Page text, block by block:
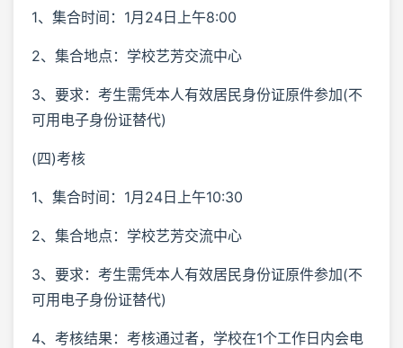
1、集合时间：1月24日上午8:00
2、集合地点：学校艺芳交流中心
3、要求：考生需凭本人有效居民身份证原件参加(不
可用电子身份证替代)
(四)考核
1、集合时间：1月24日上午10:30
2、集合地点：学校艺芳交流中心
3、要求：考生需凭本人有效居民身份证原件参加(不
可用电子身份证替代)
4、考核结果：考核通过者，学校在1个工作日内会电